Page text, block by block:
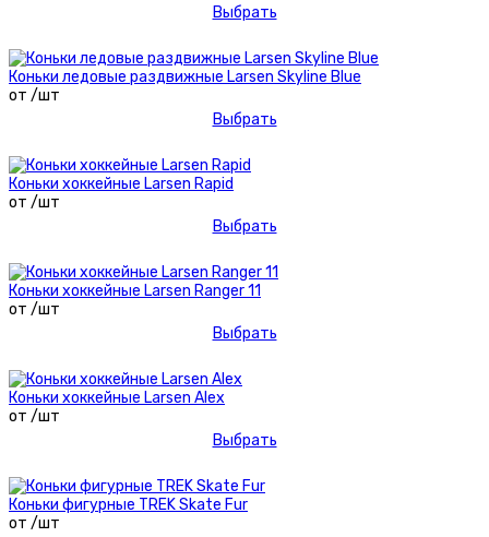
Выбрать
Коньки ледовые раздвижные Larsen Skyline Blue
от /шт
Выбрать
Коньки хоккейные Larsen Rapid
от /шт
Выбрать
Коньки хоккейные Larsen Ranger 11
от /шт
Выбрать
Коньки хоккейные Larsen Alex
от /шт
Выбрать
Коньки фигурные TREK Skate Fur
от /шт